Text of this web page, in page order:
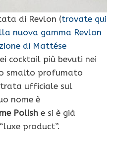
di Revlon (trovate qui
nuova gamma Revlon
di Mattése
cocktail più bevuti nei
smalto profumato
ufficiale sul
nome è
Polish e si è già
product”.